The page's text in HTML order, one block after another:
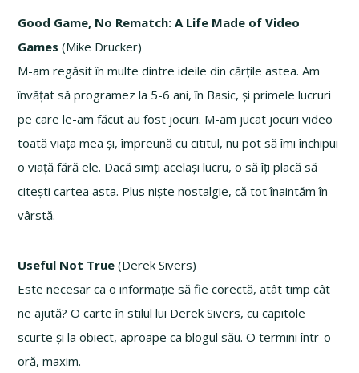
Good Game, No Rematch: A Life Made of Video
Games (Mike Drucker)
M-am regăsit în multe dintre ideile din cărțile astea. Am
învățat să programez la 5-6 ani, în Basic, și primele lucruri
pe care le-am făcut au fost jocuri. M-am jucat jocuri video
toată viața mea și, împreună cu cititul, nu pot să îmi închipui
o viață fără ele. Dacă simți același lucru, o să îți placă să
citești cartea asta. Plus niște nostalgie, că tot înaintăm în
vârstă.
Useful Not True (Derek Sivers)
Este necesar ca o informație să fie corectă, atât timp cât
ne ajută? O carte în stilul lui Derek Sivers, cu capitole
scurte și la obiect, aproape ca blogul său. O termini într-o
oră, maxim.